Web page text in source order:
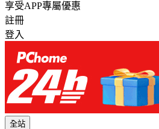
享受APP專屬優惠
註冊
登入
全站